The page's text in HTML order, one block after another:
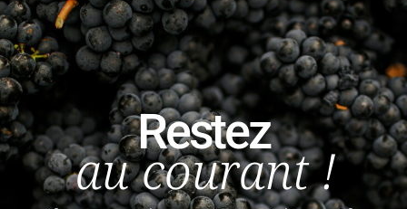
Restez
au courant !